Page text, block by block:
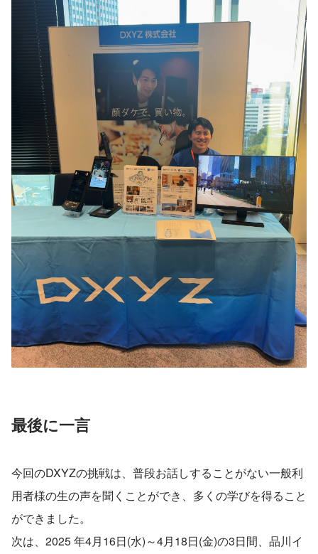
最後に一言
今回のDXYZの挑戦は、普段お話しすることがない一般利
用者様の生の声を聞くことができ、多くの学びを得ること
ができました。
次は、2025 年4月16日(水)～4月18日(金)の3日間、品川イ